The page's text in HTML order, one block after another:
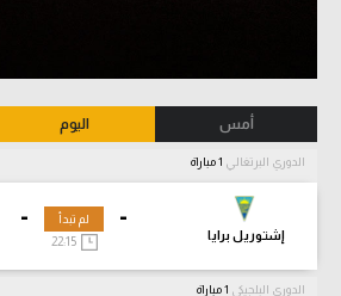
أمس اليوم
الدوري البرتغالي
-
إشتوريل برايا
- لم تبدأ
22:15
الدوري البلجيكي